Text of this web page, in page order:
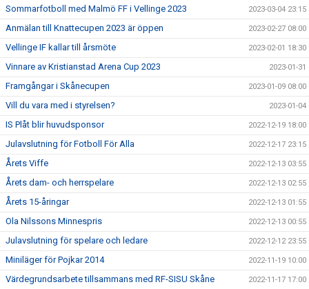
Sommarfotboll med Malmö FF i Vellinge 2023 2023-03-04 23:15
Anmälan till Knattecupen 2023 är öppen 2023-02-27 08:00
Vellinge IF kallar till årsmöte 2023-02-01 18:30
Vinnare av Kristianstad Arena Cup 2023 2023-01-31
Framgångar i Skånecupen 2023-01-09 08:00
Vill du vara med i styrelsen? 2023-01-04
IS Plåt blir huvudsponsor 2022-12-19 18:00
Julavslutning för Fotboll För Alla 2022-12-17 23:15
Årets Viffe 2022-12-13 03:55
Årets dam- och herrspelare 2022-12-13 02:55
Årets 15-åringar 2022-12-13 01:55
Ola Nilssons Minnespris 2022-12-13 00:55
Julavslutning för spelare och ledare 2022-12-12 23:55
Miniläger för Pojkar 2014 2022-11-19 10:00
Värdegrundsarbete tillsammans med RF-SISU Skåne 2022-11-17 17:00